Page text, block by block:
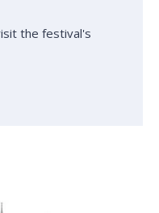
the festival's